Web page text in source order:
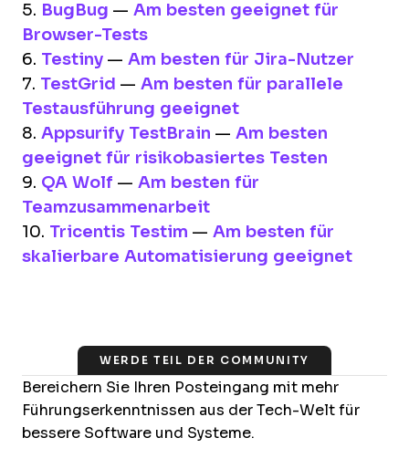
5. BugBug — Am besten geeignet für
Browser-Tests
6. Testiny — Am besten für Jira-Nutzer
7. TestGrid — Am besten für parallele
Testausführung geeignet
8. Appsurify TestBrain — Am besten
geeignet für risikobasiertes Testen
9. QA Wolf — Am besten für
Teamzusammenarbeit
10. Tricentis Testim — Am besten für
skalierbare Automatisierung geeignet
WERDE TEIL DER COMMUNITY
Bereichern Sie Ihren Posteingang mit mehr
Führungserkenntnissen aus der Tech-Welt für
bessere Software und Systeme.